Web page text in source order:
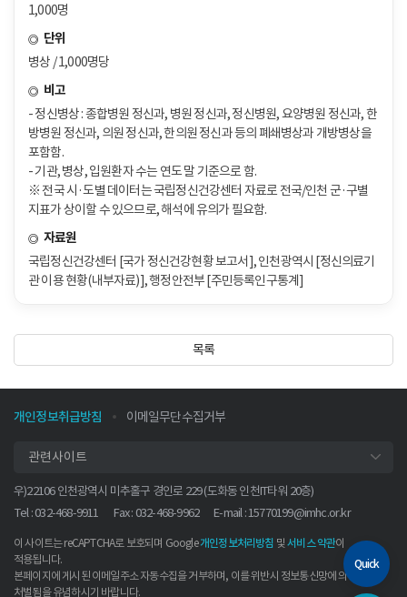
1,000명
단위
병상 / 1,000명당
비고
- 정신병상 : 종합병원 정신과, 병원 정신과, 정신병원, 요양병원 정신과, 한
방병원 정신과, 의원 정신과, 한의원 정신과 등의 폐쇄병상과 개방병상을
포함함.
- 기관, 병상, 입원환자 수는 연도 말 기준으로 함.
※ 전국 시·도별 데이터는 국립정신건강센터 자료로 전국/인천 군·구별
지표가 상이할 수 있으므로, 해석에 유의가 필요함.
자료원
국립정신건강센터 [국가 정신건강현황 보고서], 인천광역시 [정신의료기
관 이용 현황(내부자료)], 행정안전부 [주민등록인구통계]
목록
개인정보취급방침 이메일무단수집거부
관련사이트
우)22106 인천광역시 미추홀구 경인로 229 (도화동 인천IT타워 20층)
Tel : 032-468-9911
Fax : 032-468-9962 E-mail :15770199@imhc.or.kr
이 사이트는 reCAPTCHA로 보호되며 Google개인정보처리방침 및서비스 약관이
적용됩니다.
본페이지에 게시된 이메일주소 자동수집을 거부하며, 이를 위반시 정보통신망에 의해
처벌됨을 유념하시기 바랍니다.
Quick